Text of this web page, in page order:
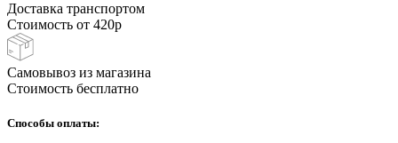
Доставка транспортом
Стоимость от 420р
Самовывоз из магазина
Стоимость бесплатно
Способы оплаты: